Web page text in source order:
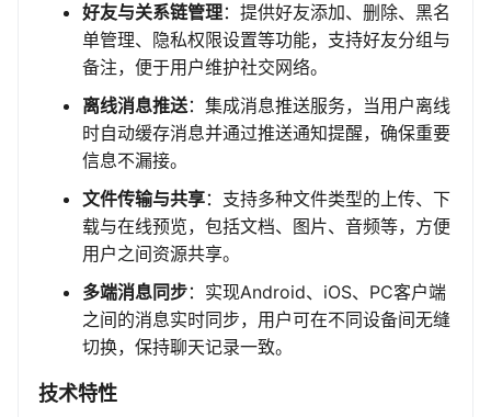
好友与关系链管理：提供好友添加、删除、黑名
单管理、隐私权限设置等功能，支持好友分组与
备注，便于用户维护社交网络。
离线消息推送：集成消息推送服务，当用户离线
时自动缓存消息并通过推送通知提醒，确保重要
信息不漏接。
文件传输与共享：支持多种文件类型的上传、下
载与在线预览，包括文档、图片、音频等，方便
用户之间资源共享。
多端消息同步：实现Android、iOS、PC客户端
之间的消息实时同步，用户可在不同设备间无缝
切换，保持聊天记录一致。
技术特性